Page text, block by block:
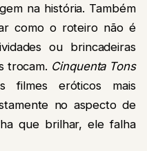
na história. Também
como o roteiro não é
ou brincadeiras
trocam. Cinquenta Tons
filmes eróticos mais
no aspecto de
que brilhar, ele falha